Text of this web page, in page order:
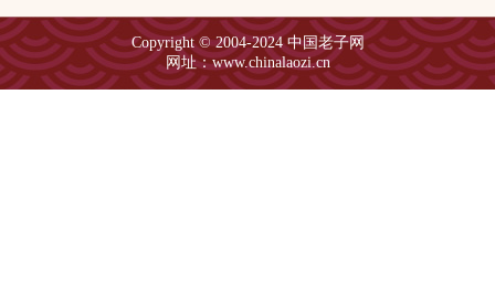
Copyright © 2004-2024 中国老子网
网址：www.chinalaozi.cn